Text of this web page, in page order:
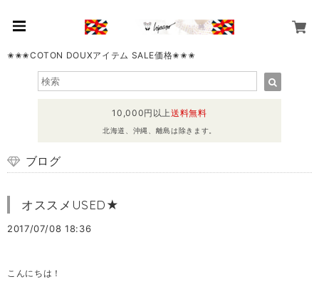
✬✬✬COTON DOUXアイテム SALE価格✬✬✬
10,000円以上送料無料
北海道、沖縄、離島は除きます。
ブログ
オススメUSED★
2017/07/08 18:36
こんにちは！